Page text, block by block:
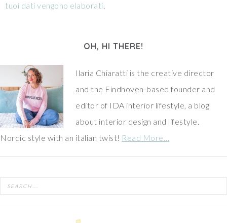
tuoi dati vengono elaborati.
OH, HI THERE!
Ilaria Chiaratti is the creative director
and the Eindhoven-based founder and
editor of IDA interior lifestyle, a blog
about interior design and lifestyle.
Nordic style with an italian twist! Read More…